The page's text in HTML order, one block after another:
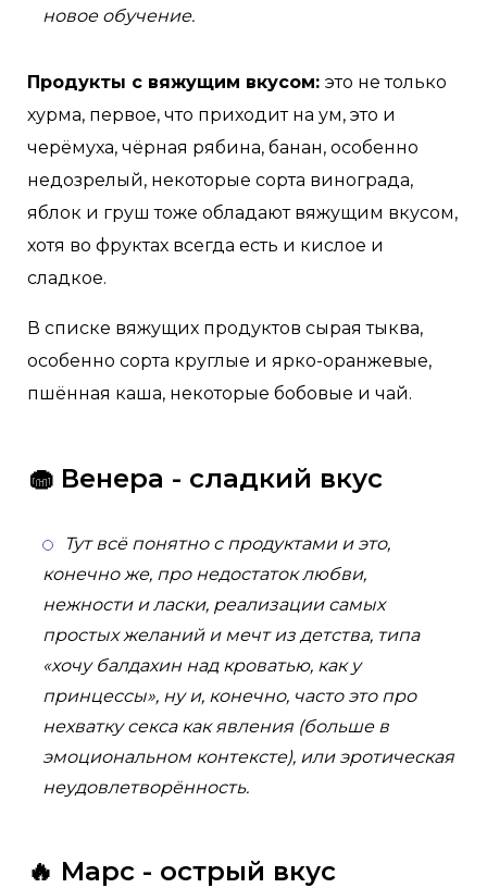
новое обучение.
Продукты с вяжущим вкусом: это не только
хурма, первое, что приходит на ум, это и
черёмуха, чёрная рябина, банан, особенно
недозрелый, некоторые сорта винограда,
яблок и груш тоже обладают вяжущим вкусом,
хотя во фруктах всегда есть и кислое и
сладкое.
В списке вяжущих продуктов сырая тыква,
особенно сорта круглые и ярко-оранжевые,
пшённая каша, некоторые бобовые и чай.
🧁 Венера - сладкий вкус
Тут всё понятно с продуктами и это,
конечно же, про недостаток любви,
нежности и ласки, реализации самых
простых желаний и мечт из детства, типа
«хочу балдахин над кроватью, как у
принцессы», ну и, конечно, часто это про
нехватку секса как явления (больше в
эмоциональном контексте), или эротическая
неудовлетворённость.
🔥 Марс - острый вкус